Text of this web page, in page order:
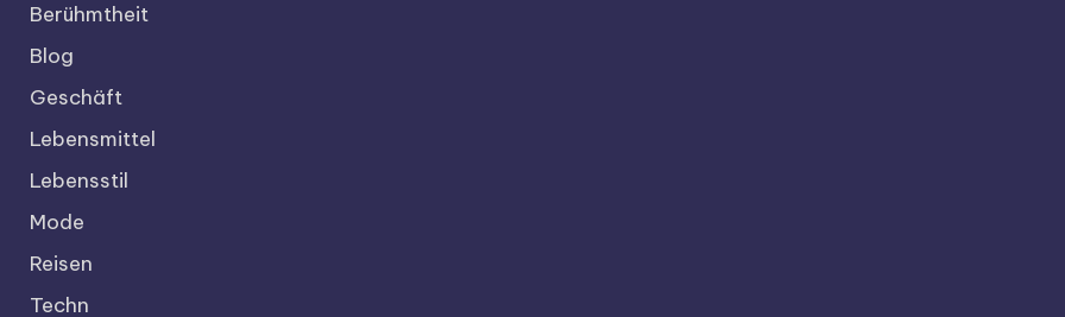
Berühmtheit
Blog
Geschäft
Lebensmittel
Lebensstil
Mode
Reisen
Techn